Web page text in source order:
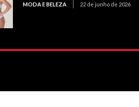
MODA E BELEZA 22 de junho de 2026